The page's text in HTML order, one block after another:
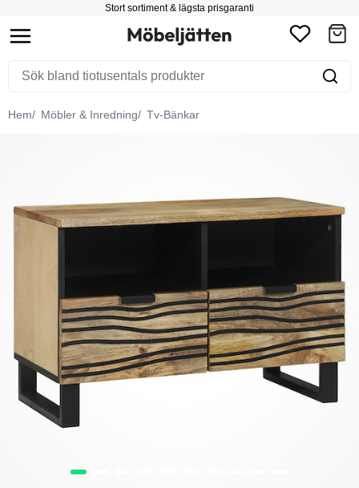
Stort sortiment & lägsta prisgaranti
Hem Möbler & Inredning Tv-Bänkar